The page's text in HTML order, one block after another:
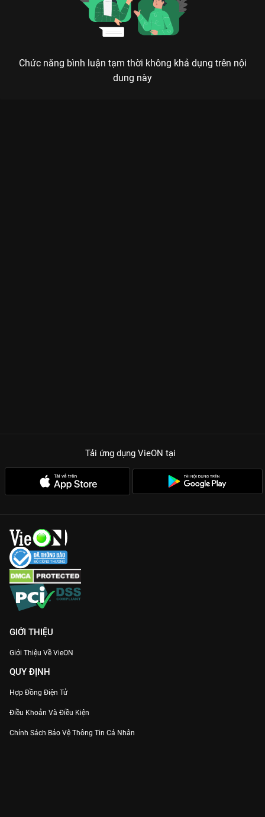
Chức năng bình luận tạm thời không khả dụng trên nội
dung này
Tải ứng dụng VieON tại
GIỚI THIỆU
Giới Thiệu Về VieON
QUY ĐỊNH
Hợp Đồng Điện Tử
Điều Khoản Và Điều Kiện
Chính Sách Bảo Vệ Thông Tin Cá Nhân